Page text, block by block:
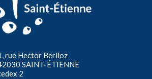
rue Hector Berlioz
SAINT-ÉTIENNE
2